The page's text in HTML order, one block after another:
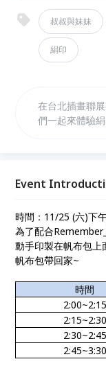
叔叔與妹妹
絹印
在台北插畫聯
們一起來體驗
Event
時間： 11/25 (六)下
為了配合
動手印製在帆布包上
帆布包帶回家~
時間
2:00~2:15
2:15~2:30
2:30~2:45
2:45~3:30